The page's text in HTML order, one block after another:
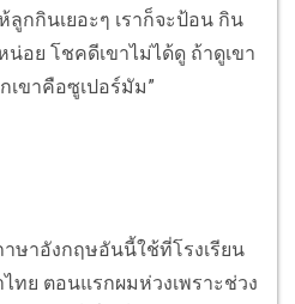
ลูกกินเยอะๆ เราก็จะป้อน กิน
อย โชคดีเขาไม่ได้ดู ถ้าดูเขา
ขาคือซูเปอร์มัม”
ษาอังกฤษอันนี้ใช้ที่โรงเรียน
ทย ตอนแรกผมห่วงเพราะช่วง